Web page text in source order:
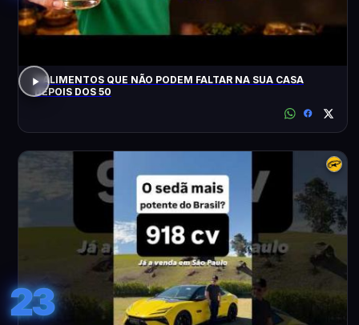
3 ALIMENTOS QUE NÃO PODEM FALTAR NA SUA CASA
DEPOIS DOS 50
23